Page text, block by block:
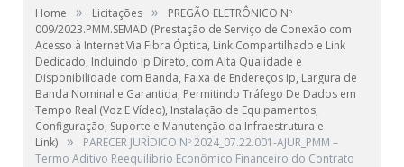
Home » Licitações »
PREGÃO ELETRÔNICO Nº
009/2023.PMM.SEMAD (Prestação de Serviço de Conexão com
Acesso à Internet Via Fibra Óptica, Link Compartilhado e Link
Dedicado, Incluindo Ip Direto, com Alta Qualidade e
Disponibilidade com Banda, Faixa de Endereços Ip, Largura de
Banda Nominal e Garantida, Permitindo Tráfego De Dados em
Tempo Real (Voz E Vídeo), Instalação de Equipamentos,
Configuração, Suporte e Manutenção da Infraestrutura e
Link) »
PARECER JURÍDICO Nº 2024_07.22.001-AJUR_PMM –
Termo Aditivo Reequilíbrio Econômico Financeiro do Contrato